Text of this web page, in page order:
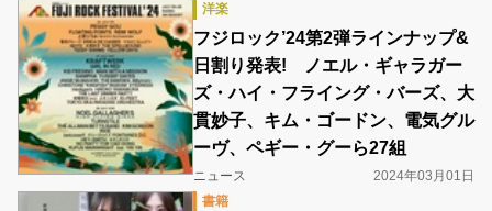
洋楽
フジロック’24第2弾ラインナップ&
日割り発表! ノエル・ギャラガー
ズ・ハイ・フライング・バーズ、大
貫妙子、キム・ゴードン、電気グル
ーヴ、ペギー・グーら27組
ニュース
2024年03月01日
書籍